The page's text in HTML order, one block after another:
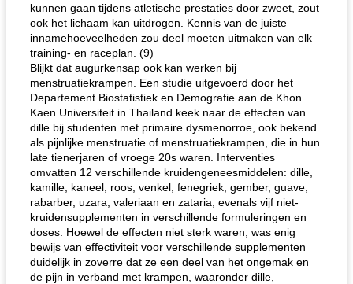
kunnen gaan tijdens atletische prestaties door zweet, zout
ook het lichaam kan uitdrogen. Kennis van de juiste
innamehoeveelheden zou deel moeten uitmaken van elk
training- en raceplan. (9)
Blijkt dat augurkensap ook kan werken bij
menstruatiekrampen. Een studie uitgevoerd door het
Departement Biostatistiek en Demografie aan de Khon
Kaen Universiteit in Thailand keek naar de effecten van
dille bij studenten met primaire dysmenorroe, ook bekend
als pijnlijke menstruatie of menstruatiekrampen, die in hun
late tienerjaren of vroege 20s waren. Interventies
omvatten 12 verschillende kruidengeneesmiddelen: dille,
kamille, kaneel, roos, venkel, fenegriek, gember, guave,
rabarber, uzara, valeriaan en zataria, evenals vijf niet-
kruidensupplementen in verschillende formuleringen en
doses. Hoewel de effecten niet sterk waren, was enig
bewijs van effectiviteit voor verschillende supplementen
duidelijk in zoverre dat ze een deel van het ongemak en
de pijn in verband met krampen, waaronder dille,